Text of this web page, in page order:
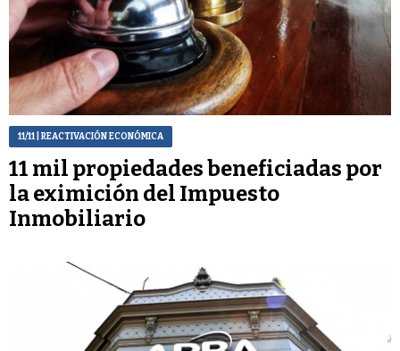
11/11| REACTIVACIÓN ECONÓMICA
11 mil propiedades beneficiadas por
la eximición del Impuesto
Inmobiliario